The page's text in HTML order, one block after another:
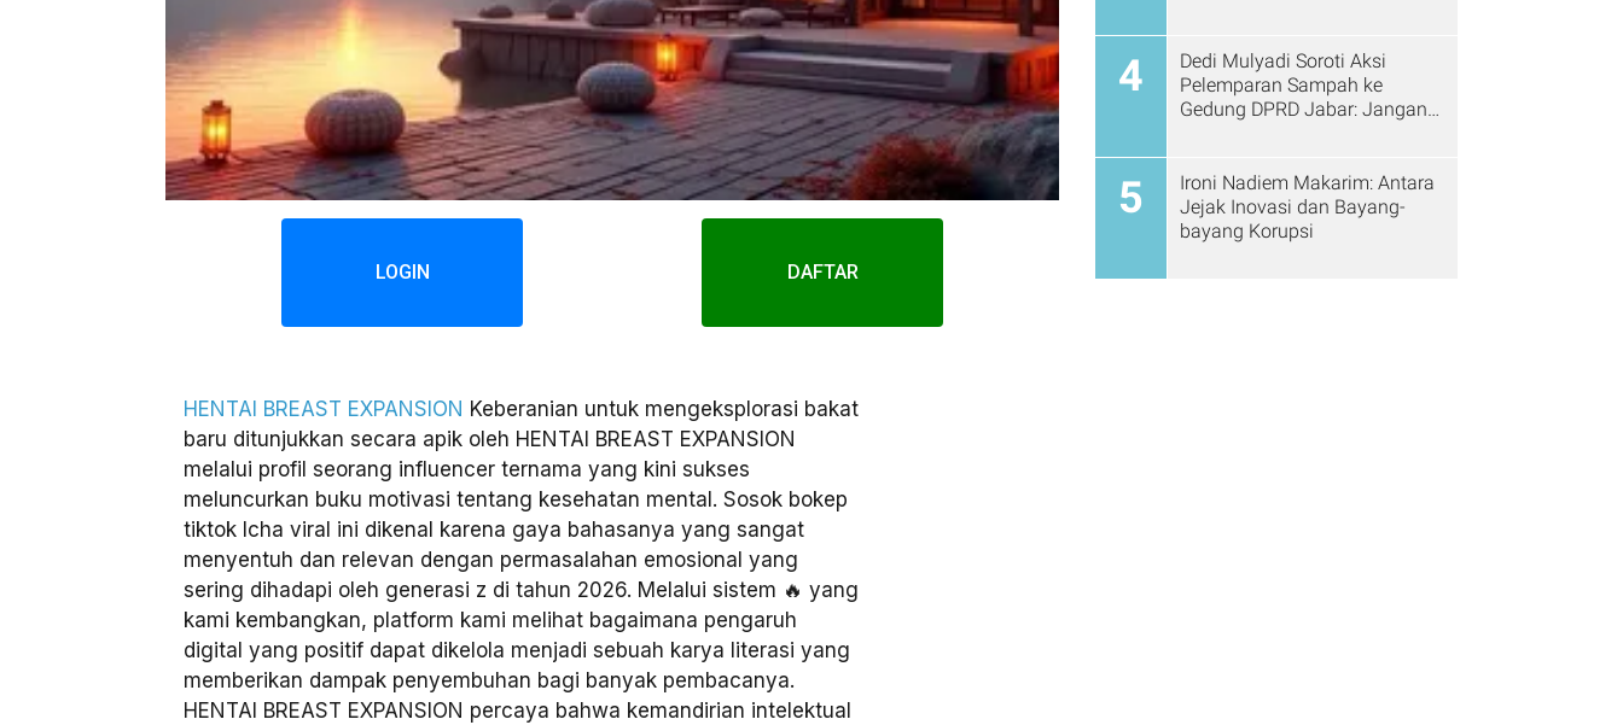
LOGIN DAFTAR
HENTAI BREAST EXPANSION Keberanian untuk mengeksplorasi bakat
baru ditunjukkan secara apik oleh HENTAI BREAST EXPANSION
melalui profil seorang influencer ternama yang kini sukses
meluncurkan buku motivasi tentang kesehatan mental. Sosok bokep
tiktok Icha viral ini dikenal karena gaya bahasanya yang sangat
menyentuh dan relevan dengan permasalahan emosional yang
sering dihadapi oleh generasi z di tahun 2026. Melalui sistem 🔥 yang
kami kembangkan, platform kami melihat bagaimana pengaruh
digital yang positif dapat dikelola menjadi sebuah karya literasi yang
memberikan dampak penyembuhan bagi banyak pembacanya.
HENTAI BREAST EXPANSION percaya bahwa kemandirian intelektual
4
Dedi Mulyadi Soroti Aksi
Pelemparan Sampah ke
Gedung DPRD Jabar: Jangan
5
Ironi Nadiem Makarim: Antara
Jejak Inovasi dan Bayang-
bayang Korupsi